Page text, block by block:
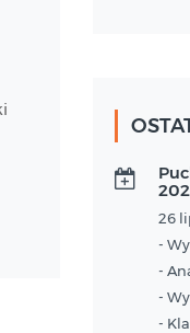
26
-
-
-
-